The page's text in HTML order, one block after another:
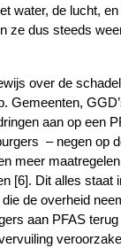
water, de lucht,
ze dus steeds
over de
Gemeenten,
aan op een
– negen op
meer
[6]. Dit alles staat
de overheid
aan PFAS